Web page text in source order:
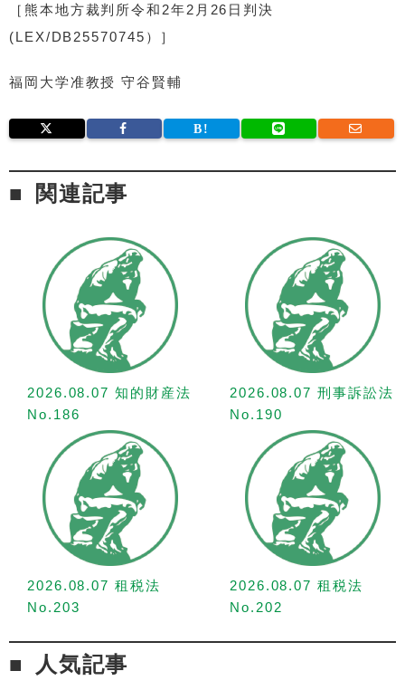
［熊本地方裁判所令和2年2月26日判決
(LEX/DB25570745）］
福岡大学准教授 守谷賢輔
関連記事
2026.08.07 知的財産法
No.186
2026.08.07 刑事訴訟法
No.190
2026.08.07 租税法
No.203
2026.08.07 租税法
No.202
人気記事